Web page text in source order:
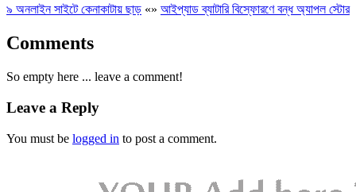
৯ অনলাইন সাইটে কেনাকাটায় ছাড় «» আইপ্যাড ব্যাটারি বিস্ফোরণে বন্ধ অ্যাপল স্টোর
Comments
So empty here ... leave a comment!
Leave a Reply
You must be logged in to post a comment.